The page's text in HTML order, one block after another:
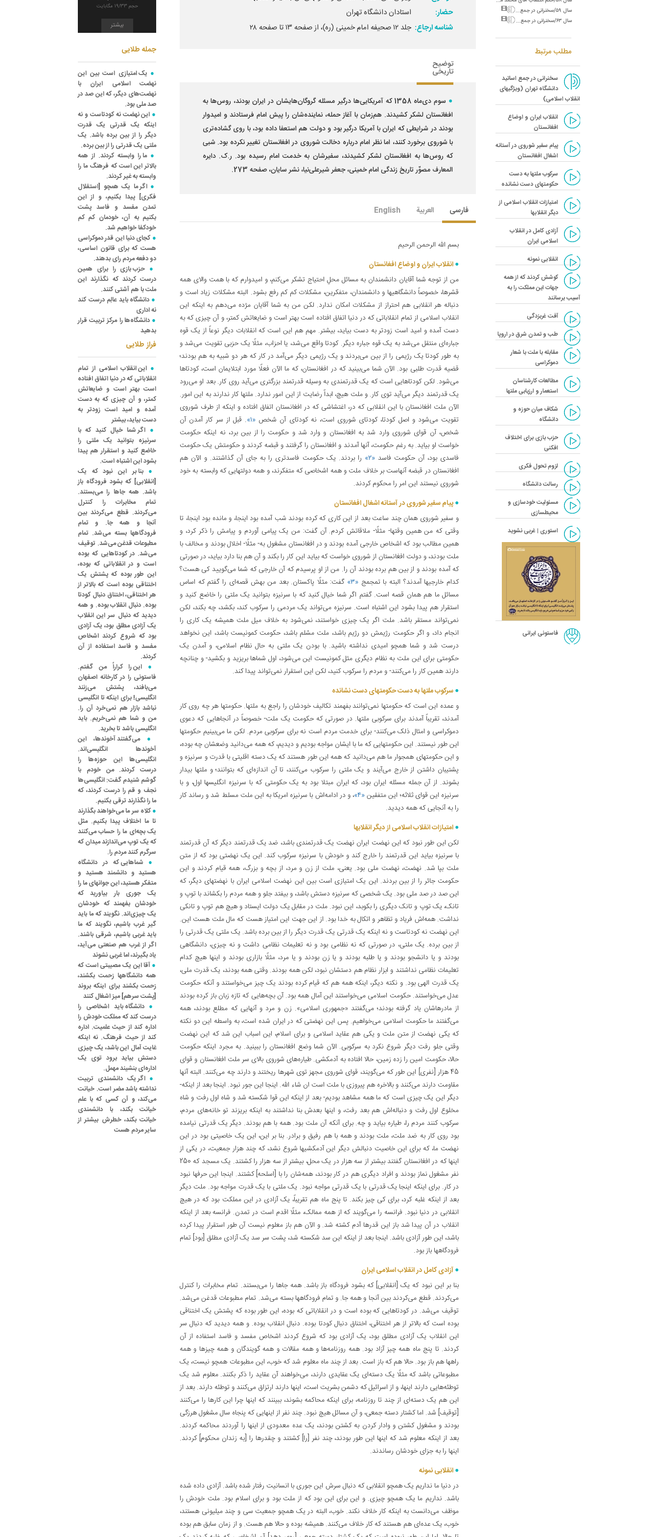
س
ال ۵۹/سخنرانی در جمع اعضای کنگره آزادی قدس (بازگشت به اسلام واقعی)
س
ال ۶۳/سخنرانی در جمع مقامات کشوری و لشکری (موانع تشکیل حکومت اسلامی توسط ائمه)
مطلب مرتبط
سخنرانى در جمع اساتيد
دانشگاه تهران (ويژگيهاى
انقلاب اسلامى)
انقلاب ایران و اوضاع
افغانستان‌
پیام سفیر شوروی در آستانه
اشغال افغانستان‌
سرکوب ملتها به دست
حکومتهای دست نشانده‌
امتیازات انقلاب اسلامی از
دیگر انقلابها
آزادی کامل در انقلاب
اسلامی ایران‌
انقلابی نمونه‌
کوشش کردند که از همه
جهات این مملکت را به
آسیب برسانند
آفت غربزدگی‌
طب و تمدن شرق در اروپا
مقابله با ملت با شعار
دموکراسی‌
مطالعات کارشناسان
استعمار و ارزیابی ملتها
شکاف میان حوزه و
دانشگاه‌
حزب بازی برای اختلاف
افکنی‌
لزوم تحول فکری‌
رسالت دانشگاه‌
مسئولیت خودسازی و
محیطسازی‌
استوری | غربی نشوید
فاستونی ایرانی
حضار:
استادان دانشگاه تهران‌
شناسه ارجاع: جلد ۱۲ صحیفه امام خمینی (ره)، از صفحه ۱۳ تا صفحه ۲۸
توضیح
تاریخی
سوم دی­‌ماه 1358 که آمریکایی­‌ها درگیر مسئله گروگان­‌هایشان در ایران بودند، روس­‌ها به
افغانستان لشکر کشیدند. هم­‌زمان با آغاز حمله، نماینده­‌شان را پیش امام فرستادند و امیدوار
بودند در شرایطی که ایران با آمریکا درگیر بود و دولت هم استعفا داده بود، با روی گشاده­‌تری
با شوروی برخورد کنند، اما نظر امام درباره دخالت شوروی در افغانستان تغییر نکرده بود. شبی
که روس­‌ها به افغانستان لشکر کشیدند، سفیرشان به خدمت امام رسیده بود. ر.ک. دایره­‌
المعارف مصوّر تاریخ زندگی امام خمینی، جعفر شیرعلی­‌نیا، نشر سایان، صفحه 273.
فارسی العربیة English
بسم الله الرحمن الرحیم‌
انقلاب ایران و اوضاع افغانستان‌
من از توجه شما آقایان دانشمندان به مسائل محلِ احتیاج تشکر می‌کنم، و امیدوارم که با همت والای همه
قشرها، خصوصاً دانشگاهیها و دانشمندان، متفکرین، مشکلات کم کم رفع بشود. البته مشکلات زیاد است و
دنباله هر انقلابی هم احتراز از مشکلات امکان ندارد. لکن من به شما آقایان مژده می‌دهم به اینکه این
انقلاب اسلامی از تمام انقلاباتی که در دنیا اتفاق افتاده است بهتر است و ضایعاتش کمتر، و آن چیزی که به
دست آمده و امید است زودتر به دست بیاید، بیشتر. مهم هم این است که انقلابات دیگر نوعاً از یک قوه
جباره‌ای منتقل می‌شد به یک قوه جباره دیگر. کودتا واقع می‌شد، یا احزاب، مثلًا یک حزبی تقویت می‌شد و
به طور کودتا یک رژیمی را از بین می‌بردند و یک رژیمی دیگر می‌آمد در کار که هر دو شبیه به هم بودند؛
قضیه قدرت طلبی بود. الآن شما می‌بینید که در افغانستان، که ما الآن فعلًا مورد ابتلایمان است، کودتاها
می‌شود. لکن کودتاهایی است که یک قدرتمندی به وسیله قدرتمند بزرگتری می‌آید روی کار. بعد او می‌رود
یک قدرتمند دیگر می‌آید توی کار. و ملت هیچ، ابداً رضایت از این امور ندارد. ملتها کار ندارند به این امور.
الآن ملت افغانستان با این انقلابی که در، اغتشاشی که در افغانستان اتفاق افتاده و اینکه از طرف شوروی
تقویت می‌شود و اصل کودتا، کودتای شوروی است، نه کودتای آن شخص «۱» . قبل از سر کار آمدن آن
شخص، آن قوای شوروی وارد شد به افغانستان و وارد شد و حکومت را از بین برد، نه اینکه حکومت
خواست او بیاید. به رغم حکومت، آنها آمدند و افغانستان را گرفتند و قبضه کردند و حکومتش یک حکومت
فاسدی بود، آن حکومت فاسد«۲»
را بردند. یک حکومت فاسدتری را به جای آن گذاشتند. و الآن هم
افغانستان در قبضه آنهاست بر خلاف ملت و همه اشخاصی که متفکرند، و همه دولتهایی که وابسته به خود
شوروی نیستند این امر را محکوم کردند.
پیام سفیر شوروی در آستانه اشغال افغانستان‌
و سفیر شوروی همان چند ساعت بعد از این کاری که کرده بودند شب آمده بود اینجا، و مانده بود اینجا، تا
وقتی که من همین وقتها- مثلًا- ملاقاتش کردم. آن گفت: من یک پیامی آوردم و پیامش را ذکر کرد، و
همین مطالب بود که اشخاص خارجی آمده بودند و در افغانستان مشغول به- مثلًا- اخلال بودند و مخالف با
ملت بودند، و دولت افغانستان از شوروی خواست که بیاید این کار را بکند و آن هم بنا دارد بیاید، در صورتی
که آمده بودند و از بین هم برده بودند آن را. من از او پرسیدم که آن خارجی که شما می‌گویید کی هست؟
کدام خارجیها آمدند؟ البته با تمجمج «۳»
گفت: مثلًا پاکستان. بعد من بهش قصه‌ای را گفتم که اساس
مسائل ما هم همان قصه است. گفتم اگر شما خیال کنید که با سرنیزه بتوانید یک ملتی را خاضع کنید و
استقرار هم پیدا بشود این اشتباه است. سرنیزه می‌تواند یک مردمی را سرکوب کند، بکشد، چه بکند، لکن
نمی‌تواند مستقر باشد. ملت اگر یک چیزی خواستند، نمی‌شود به خلاف میل ملت همیشه یک کاری را
انجام داد، و اگر حکومت رژیمش دو رژیم باشد، ملت مسْلم باشد، حکومت کمونیست باشد، این نخواهد
درست شد و شما همچو امیدی نداشته باشید. با بودن یک ملتی به حال نظام اسلامی، و آمدن یک
حکومتی برای این ملت به نظام‌ دیگری مثل کمونیست این می‌شود، اول شماها بریزید و بکشید- و چنانچه
دارند همین کار را می‌کنند- و مردم را سرکوب کنید، لکن این استقرار نمی‌تواند پیدا کند.
سرکوب ملتها به دست حکومتهای دست نشانده‌
و عمده این است که حکومتها نمی‌توانند بفهمند تکالیف خودشان را راجع به ملتها. حکومتها هر چه روی کار
آمدند، تقریباً آمدند برای سرکوبی ملتها. در صورتی که حکومت یک ملت- خصوصاً در آنجاهایی که دعوی
دموکراسی و امثال ذلک می‌کنند- برای خدمت مردم است نه برای سرکوبی مردم. لکن ما می‌بینیم حکومتها
این طور نیستند. این حکومتهایی که ما با ایشان مواجه بودیم و دیدیم، که همه می‌دانید وضعشان چه بوده،
و این حکومتهای همجوار ما هم می‌دانید که همه این طور هستند که یک دسته اقلیتی با قدرت و سرنیزه و
پشتیبان داشتن از خارج می‌آیند و یک ملتی را سرکوب می‌کنند، تا آن اندازه‌ای که بتوانند؛ و ملتها بیدار
بشوند. از آن جمله مسئله ایران بود، که ایران مبتلا بود به یک حکومتی که با سرنیزه انگلیسها اول، و با
سرنیزه این قوای ثلاثه؛ این متفقین«۴»
، و در ادامه‌اش با سرنیزه امریکا به این ملت مسلط شد و رساند کار
را به آنجایی که همه دیدید.
امتیازات انقلاب اسلامی از دیگر انقلابها
لکن این طور نبود که این نهضت ایران نهضت یک قدرتمندی باشد، ضد یک قدرتمند دیگر که آن قدرتمند
با سرنیزه بیاید این قدرتمند را خارج کند و خودش با سرنیزه سرکوب کند. این یک نهضتی بود که از متن
ملت بپا شد. نهضت، نهضت ملی بود. یعنی، ملت از زن و مرد، از بچه و بزرگ، همه قیام کردند و این
حکومت جائر را از بین بردند. این یک امتیازی است بین این نهضت اسلامی ایران با نهضتهای دیگر، که
این صد در صد ملی بود. یک شخصی که سرنیزه دستش باشد، و بیفتد جلو و همه مردم را بکشاند با توپ و
تانک، یک توپ و تانک دیگری را بکوبد، این نبود. ملت در مقابل یک دولت ایستاد و هیچ هم توپ و تانکی
نداشت. همه‌اش فریاد و تظاهر و اتکال به خدا بود. از این جهت این امتیاز هست که مال ملت هست این.
این نهضت نه کودتاست و نه اینکه یک قدرتی یک قدرت دیگر را از بین برده باشد. یک ملتی یک قدرتی را
از بین برده. یک ملتی، در صورتی که نه نظامی بود و نه تعلیمات نظامی داشت و نه چیزی، دانشگاهی
بودند و یا دانشجو بودند و یا طلبه بودند و یا زن بودند و یا مرد، مثلًا بازاری بودند و اینها هیچ کدام
تعلیمات نظامی نداشتند و ابزار نظام هم دستشان نبود، لکن همه بودند. وقتی همه بودند، یک قدرت ملی،
یک قدرت الهی بود. و نکته دیگر، اینکه همه هم که قیام کرده بودند یک چیز می‌خواستند و آنکه حکومت
عدل می‌خواستند. حکومت اسلامی می‌خواستند این آمال همه بود. آن بچه‌هایی که تازه زبان باز کرده بودند
از مادرهاشان یاد گرفته بودند؛ می‌گفتند «جمهوری اسلامی». زن و مرد و آنهایی که مطلع بودند، همه
می‌گفتند ما حکومت اسلامی می‌خواهیم. پس این نهضتی که در ایران شده است، به واسطه این دو نکته
که یکی نهضت از متن ملت و یکی هم عقاید اسلامی و برای اسلام، این اسباب این شد که این نهضت
وقتی جلو رفت دیگر شروع نکرد به سرکوبی. الآن شما وضع افغانستان را ببینید. به مجرد اینکه حکومت
حالا، حکومت امین را زده زمین، حالا افتاده به آدمکشی. طیاره‌های شوروی بالای سر ملت افغانستان و قوای
45 هزار [نفری‌] این طور که می‌گویند، قوای شوروی مجهز توی شهرها ریختند و دارند چه می‌کنند. البته آنها
مقاومت دارند می‌کنند و بالاخره هم پیروزی با ملت است ان شاء الله. اینجا این جور نبود. اینجا بعد از اینکه-
دیگر این یک چیزی است که ما همه مشاهد بودیم- بعد از اینکه این قوا شکسته شد و شاه اول رفت و شاه
مخلوع اول رفت و دنباله‌اش هم بعد رفت، و اینها بعدش بنا نداشتند به اینکه بریزند تو خانه‌های مردم،
سرکوب کنند مردم را، طیاره بیاید و چه. برای آنکه آن ملت بود. همه با هم بودند. دیگر یک قدرتی نیامده
بود روی کار به ضد ملت، ملت بودند و همه با هم رفیق و برادر. بنا بر این، این یک خاصیتی بود در این
نهضت ما، که برای این خاصیت دنبالش دیگر این‌ آدمکشیها شروع نشد، که چند هزار جمعیت، در یکی از
اینها که در افغانستان گفتند بیشتر از سه هزار در یک محل، بیشتر از سه هزار را کشتند. یک مسجد که 250
نفر مشغول نماز بودند و افراد دیگری هم در کار بودند، همه‌شان را با [اسلحه‌] کشتند. اینجا این حرفها نبود
در کار. برای اینکه اینجا یک قدرتی با یک قدرتی مواجه نبود. یک ملتی با یک قدرت مواجه بود. ملت دیگر
بعد از اینکه غلبه کرد، برای کی چیز بکند. تا پنج ماه هم تقریباً، یک آزادی در این مملکت بود که در هیچ
انقلابی در دنیا نبود. فرانسه را می‌گویند که از همه ممالک، مثلًا اقدم است در تمدن. فرانسه بعد از اینکه
انقلاب در آن پیدا شد باز این قدرها آدم کشته شد. و الآن هم باز معلوم نیست آن طور استقرار پیدا کرده
باشد، این طور آزادی باشد. اینجا بعد از اینکه این سد شکسته شد، پشت سر سد یک آزادی مطلق [بود] تمام
فرودگاهها باز بود.
آزادی کامل در انقلاب اسلامی ایران‌
بنا بر این نبود که یک [انقلابی‌] که بشود فرودگاه باز باشد. همه جاها را می‌بستند. تمام مخابرات را کنترل
می‌کردند. قطع می‌کردند بین آنجا و همه جا. و تمام فرودگاهها بسته می‌شد. تمام مطبوعات قدغن می‌شد.
توقیف می‌شد. در کودتاهایی که بوده است و در انقلاباتی که بوده، این طور بوده که پشتش یک اختناقی
بوده است که بالاتر از هر اختناقی، اختناق دنبال کودتا بوده. دنبال انقلاب بوده. و همه دیدید که دنبال سر
این انقلاب یک آزادی مطلق بود، یک آزادی بود که شروع کردند اشخاص مفسد و فاسد استفاده از آن
کردند. تا پنج ماه همه چیز آزاد بود. همه روزنامه‌ها و همه مقالات و همه گویندگان و همه چیزها و همه
راهها هم باز بود. حالا هم که باز است. بعد از چند ماه معلوم شد که خوب، این مطبوعات همچو نیست، یک
مطبوعاتی باشد که مثلًا یک دسته‌ای یک عقایدی دارند، می‌خواهند آن عقاید را ذکر بکنند. معلوم شد یک
توطئه‌هایی دارند اینها، و از اسرائیل که دشمن بشریت است، اینها دارند ارتزاق می‌کنند و توطئه دارند. بعد از
این هم یک دسته‌ای از چند تا روزنامه، برای اینکه محاکمه بشوند، ببینند که اینها چرا این کارها را می‌کنند
[توقیف‌] شد. اما کشتار دسته جمعی، و آن مسائل هیچ نبود. چند نفر از اینهایی که پنجاه سال مشغول هرزگی
بودند و مشغول کشتن و وادار کردن به کشتن بودند، یک عده معدودی از اینها را آوردند محاکمه کردند.
بعد از اینکه معلوم شد که اینها این طور بودند، چند نفر [را] کشتند و چقدرها را [به زندان محکوم‌] کردند.
اینها را به جزای خودشان رساندند.
انقلابی نمونه‌
در دنیا ما نداریم یک همچو انقلابی که دنبال سرش این جوری با انسانیت رفتار شده باشد. آزادی داده شده
باشد. نداریم ما یک همچو چیزی. و این برای این بود که از ملت بود و برای اسلام بود. ملت خودش را
موظف می‌دانست به اینکه کار خلاف نکند. خوب، البته در یک همچو جمعیت سی و چند میلیونی هستند،
خوب، یک عده‌ای هم هستند که کار خلاف می‌کنند. همیشه بوده و حالا هم هست. و از زمان سابق هم بوده
حجم 19/33 مگابایت
بیشتر
جمله طلایی
یک امتیازی است بین این
نهضت اسلامی ایران با
نهضت‌های دیگر، که این صد در
صد ملی بود.
این نهضت نه کودتاست و نه
اینکه یک قدرتی یک قدرت
دیگر را از بین برده باشد. یک
ملتی یک قدرتی را از بین برده.
ما را وابسته کردند. از همه
بالاتر این است که فرهنگ ما را
وابسته به غیر کردند.
اگر ما یک همچو [استقلال
فکری‌] پیدا بکنیم، و از این
تمدن مفسد و فاسد پشت
بکنیم به آن، خودمان کم کم
خودکفا خواهیم شد.
کجای دنیا این قدر دموکراسی
هست که برای قانون اساسی،
دو دفعه مردم رای بدهند.
حزب بازی را برای همین
درست کردند که نگذارند این
ملت با هم آشتی کنند.
دانشگاه باید عالِم درست کند
نه اداری
دانشگاه‌ها را مرکز تربیت قرار
بدهید
فراز طلایی
این انقلاب اسلامی از تمام
انقلاباتی که در دنیا اتفاق افتاده
است بهتر است و ضایعاتش
کمتر، و آن چیزی که به دست
آمده و امید است زودتر به
دست بیاید، بیشتر
اگر شما خیال کنید که با
سرنیزه بتوانید یک ملتی را
خاضع کنید و استقرار هم پیدا
بشود این اشتباه است.
بنا بر این نبود که یک
[انقلابی‌] که بشود فرودگاه باز
باشد. همه جاها را می‌بستند.
تمام مخابرات را کنترل
می‌کردند. قطع می‌کردند بین
آنجا و همه جا. و تمام
فرودگاهها بسته می‌شد. تمام
مطبوعات قدغن می‌شد. توقیف
می‌شد. در کودتاهایی که بوده
است و در انقلاباتی که بوده،
این طور بوده که پشتش یک
اختناقی بوده است که بالاتر از
هر اختناقی، اختناق دنبال کودتا
بوده. دنبال انقلاب بوده. و همه
دیدید که دنبال سر این انقلاب
یک آزادی مطلق بود، یک آزادی
بود که شروع کردند اشخاص
مفسد و فاسد استفاده از آن
کردند.
این را کراراً من گفتم.
فاستونی را در کارخانه اصفهان
می‌بافند، پشتش می‌زنند
انگلیسی! برای اینکه تا انگلیسی
نباشد بازار هم نمی‌خرد آن را.
من و شما هم نمی‌خریم. باید
انگلیسی باشد تا بخرید.
می‌گفتند آخوندها، این
آخوندها انگلیسی‌اند.
انگلیسی‌ها این حوزه‌ها را
درست کردند. من خودم با
گوشم شنیدم گفت: انگلیسی‌ها
نجف و قم را درست کردند، که
ما را نگذارند ترقی بکنیم.
کلاه سر ما می‌خواهند بگذارند
تا ما اختلاف پیدا بکنیم. مثل
یک بچه‌ای ما را حساب می‌کنند
که یک توپ می‌اندازند میدان که
سرگرم کنند مردم را.
شماهایی که در دانشگاه
هستید و دانشمند هستید و
متفکر هستید، این جوانهای ما را
یک جوری بار بیاورید که
خودشان بفهمند که خودشان
یک چیزی‌اند. نگویند که ما باید
گیر غرب باشیم، نگویند که ما
باید غربی باشیم، شرقی باشند.
اگر از غرب هم صنعتی می‌آید،
یاد بگیرند، اما غربی نشوند
آقا این یک مصیبتی است که
همه دانشگاهها زحمت بکشند،
زحمت بکشند برای اینکه بروند
[پشت سرهم‌] میز اشغال کنند
دانشگاه باید اشخاصی را
درست کند که مملکت خودش را
اداره کند از حیث علمیت. اداره
کند از حیث فرهنگ. نه اینکه
غایت آمال این باشد، یک چیزی
دستش بیاید برود توی یک
اداره‌ای بنشیند مهمل.
اگر یک دانشمندی تربیت
نداشته باشد مضر است. خیانت
می‌کند، و آن کسی که با علم
خیانت بکند، با دانشمندی
خیانت بکند، خطرش بیشتر از
سایر مردم هست